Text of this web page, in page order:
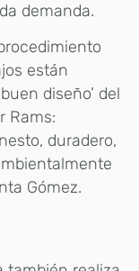
demanda.
están
diseño’ del
Rams:
duradero,
Gómez.